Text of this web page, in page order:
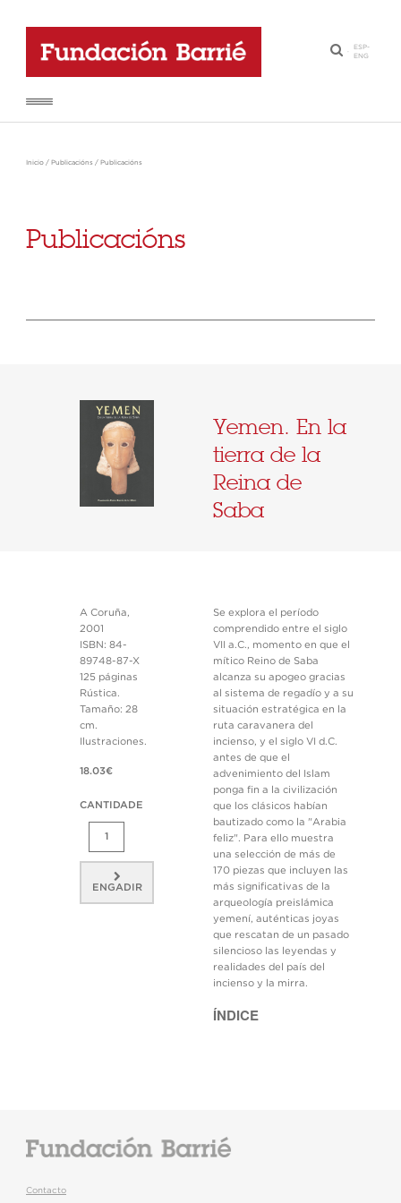
·
ESP-
ENG
Inicio / Publicacións / Publicacións
Publicacións
Yemen. En la
tierra de la
Reina de
Saba
A Coruña,
2001
ISBN: 84-
89748-87-X
125 páginas
Rústica.
Tamaño: 28
cm.
Ilustraciones.
18.03€
CANTIDADE
ENGADIR
Se explora el período
comprendido entre el siglo
VII a.C., momento en que el
mítico Reino de Saba
alcanza su apogeo gracias
al sistema de regadío y a su
situación estratégica en la
ruta caravanera del
incienso, y el siglo VI d.C.
antes de que el
advenimiento del Islam
ponga fin a la civilización
que los clásicos habían
bautizado como la "Arabia
feliz". Para ello muestra
una selección de más de
170 piezas que incluyen las
más significativas de la
arqueología preislámica
yemení, auténticas joyas
que rescatan de un pasado
silencioso las leyendas y
realidades del país del
incienso y la mirra.
ÍNDICE
Contacto